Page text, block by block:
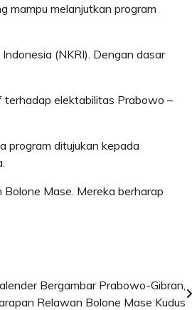
mampu melanjutkan program
(NKRI). Dengan dasar
terhadap elektabilitas Prabowo –
program ditujukan kepada
Mase. Mereka berharap
Bergambar Prabowo-Gibran,
Relawan Bolone Mase Kudus